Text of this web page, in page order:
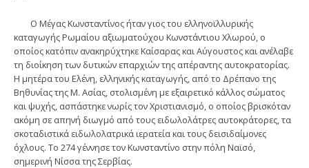
Ο Μέγας Κωνσταντίνος ήταν γιος του ελληνοϊλλυρικής
καταγωγής Ρωμαίου αξιωματούχου Κωνστάντιου Χλωρού, ο
οποίος κατόπιν ανακηρύχτηκε Καίσαρας και Αύγουστος και ανέλαβε
τη διοίκηση των δυτικών επαρχιών της απέραντης αυτοκρατορίας.
Η μητέρα του Ελένη, ελληνικής καταγωγής, από το Δρέπανο της
Βηθυνίας της Μ. Ασίας, στολισμένη με εξαιρετικό κάλλος σώματος
και ψυχής, ασπάστηκε νωρίς τον Χριστιανισμό, ο οποίος βρισκόταν
ακόμη σε απηνή διωγμό από τους ειδωλολάτρες αυτοκράτορες, τα
σκοταδιστικά ειδωλολατρικά ιερατεία και τους δεισιδαίμονες
όχλους. Το 274 γέννησε τον Κωνσταντίνο στην πόλη Ναϊσό,
σημερινή Νίσσα της Σερβίας.